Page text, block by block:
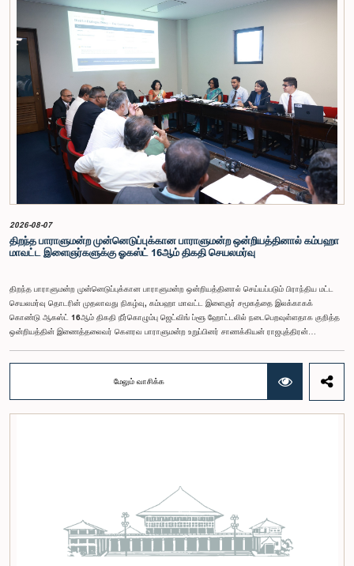
அமைப்புகள் ஆகியவற்றினால் சமர்ப்பிக்கப்பட்டுள்ள 31 முன்மொழிவுகளை அடிப்படையாகக் கொண்டு
தேர்தல் சீர்திருத்தங்கள் தொடர்பாக விரிவான கலந்துரையாடல் இங்கு இடம்பெற்றது.உள்ளூராட்சி
மன்றத் தேர்தல் முறைக்காக கலப்பு தேர்தல் முறையை அறிமுகப்படுத்துதல், சிறு கட்சிகள் மற்றும்
சிறுபான்மை குழுக்களின் பிரதிநிதித்துவத்தை உறுதிப்படுத்துதல், பெண்களின் பிரதிநிதித்துவத்தை
மேம்படுத்துதல், மின்னணு வாக்களிப்பு முறையை அறிமுகப்படுத்துதல், முன்கூட்டியே வாக்களிக்கும்
வசதியை ஏற்படுத்துதல் உள்ளிட்ட பல்வேறு முன்மொழிவுகள் தொடர்பில் இக்கூட்டத்தில் விசேட கவனம்
செலுத்தப்பட்டது.மேலும், வெளிநாடுகளில் வாழும் இலங்கையர்களுக்கு வாக்களிக்கும் உரிமையை
வழங்குவது தொடர்பான முன்மொழிவுகளும் பரிசீலிக்கப்பட்டதுடன், அதற்குத் தேவையான சட்ட மற்றும்
நிர்வாக ஏற்பாடுகள் குறித்து மேலும் விரிவான ஆய்வு மேற்கொள்ள வேண்டியதன் அவசியமும்
வலியுறுத்தப்பட்டது.விசேட குழுவினால் நியமிக்கப்பட்டுள்ள நிபுணர் குழு, கிடைத்துள்ள 31
முன்மொழிவுகளையும் முந்தைய பாராளுமன்ற விசேட குழுக்களின் அறிக்கைகளையும் பகுப்பாய்வு
செய்து, நடைமுறைக்கு ஏற்ற பரிந்துரைகளைக் கொண்ட அறிக்கையொன்றைத் தயாரிக்கவுள்ளது.
அதனைத் தொடர்ந்து, அந்தப் பரிந்துரைகளை ஆராய்ந்து அடுத்தகட்ட நடவடிக்கைகளை முன்னெடுக்க
குழு தீர்மானித்தது.இக்கூட்டத்தில், குழு உறுப்பினரான அமைச்சர் கலாநிதி உபாலி பன்னிலகே மற்றும்
பாராளுமன்ற உறுப்பினர்களான ரவி கருணாநாயக்க, ருவந்திலக ஜயக்கொடி மற்றும் கதிரவேலு
சண்முகம் குகதாசன் ஆகியோர் கலந்துகொண்டனர்.
2026-08-07
திறந்த பாராளுமன்ற முன்னெடுப்புக்கான பாராளுமன்ற ஒன்றியத்தினால் கம்பஹா
மாவட்ட இளைஞர்களுக்கு ஓகஸ்ட் 16ஆம் திகதி செயலமர்வு
திறந்த பாராளுமன்ற முன்னெடுப்புக்கான பாராளுமன்ற ஒன்றியத்தினால் செய்யப்படும் பிராந்திய மட்ட
செயலமர்வு தொடரின் முதலாவது நிகழ்வு, கம்பஹா மாவட்ட இளைஞர் சமூகத்தை இலக்காகக்
கொண்டு ஆகஸ்ட் 16ஆம் திகதி நீர்கொழும்பு ஜெட்விங் ப்ளூ ஹோட்டலில் நடைபெறவுள்ளதாக குறித்த
ஒன்றியத்தின் இணைத்தலைவர் கௌரவ பாராளுமன்ற உறுப்பினர் சாணக்கியன் ராஜபுத்திரன்
பங்கேற்புடன் திறந்த பாராளுமன்றக் கருத்திட்டத்தை மேலும் முன்னெடுத்துச் செல்லும் நோக்கில் இந்த
செயலமர்வு தொடர் ஏற்பாடு செய்யப்படுகின்றது. இதில் ஒன்றியத்தின் உறுப்பினர்கள் மற்றும் கம்பஹா
மாவட்டத்தை பிரதிநிதித்துவப்படுத்தும் பாராளுமன்ற உறுப்பினர்களும் பங்கேற்கவிருக்கின்றனர்.இந்த
இச்செயலமர்வு தொடருக்கான அபிவிருத்தி பங்காளராக அனுசரணை வழங்கும் CII (Coalition for
Inclusive Impact) நிறுவனத்தின் பிரதிநிதிகளும் கலந்துகொண்டனர்.இந்த செயலமர்வில் பங்கேற்க
விரும்பும் கம்பஹா மாவட்டத்தைச் சேர்ந்த 18 – 35 வயதுக்குட்பட்ட இளைஞர், யுவதிகள் இங்கே
தரப்பட்டுள்ள https://forms.gle/aVp5UzhLbtPSmVap8 இணைப்பின் ஊடாக உரிய விண்ணப்பப்
படிவத்தை பூர்த்தி செய்து பதிவு செய்யுமாறு கேட்டுக்கொள்ளப்படுகின்றனர்.
மேலும் வாசிக்க